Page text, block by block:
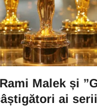
Malek și
ai serii